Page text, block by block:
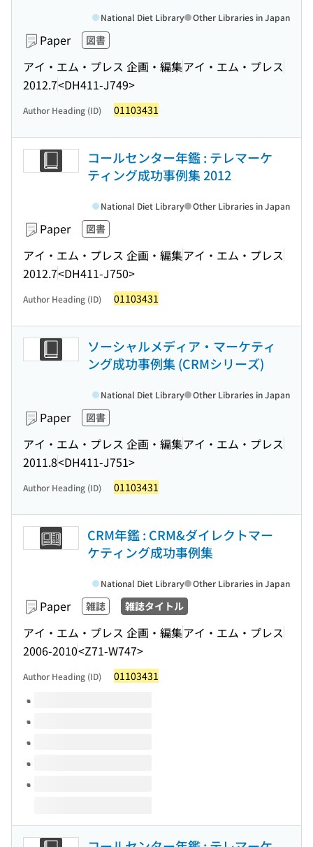
Paper 図書
アイ・エム・プレス 企画・編集アイ・エム・プレス
2012.7<DH411-J749>
National Diet Library Other Libraries in Japan
Author Heading (ID) 01103431
コールセンター年鑑 : テレマーケ
ティング成功事例集 2012
Paper 図書
アイ・エム・プレス 企画・編集アイ・エム・プレス
2012.7<DH411-J750>
National Diet Library Other Libraries in Japan
Author Heading (ID) 01103431
ソーシャルメディア・マーケティ
ング成功事例集 (CRMシリーズ)
Paper 図書
アイ・エム・プレス 企画・編集アイ・エム・プレス
2011.8<DH411-J751>
National Diet Library Other Libraries in Japan
Author Heading (ID) 01103431
CRM年鑑 : CRM&ダイレクトマー
ケティング成功事例集
Paper 雑誌 雑誌タイトル
アイ・エム・プレス 企画・編集アイ・エム・プレス
2006-2010<Z71-W747>
National Diet Library Other Libraries in Japan
Author Heading (ID) 01103431
Volumes of this title